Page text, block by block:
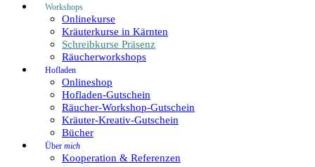
Workshops
Onlinekurse
Kräuterkurse in Kärnten
Schreibkurse Präsenz
Räucherworkshops
Hofladen
Onlineshop
Hofladen-Gutschein
Räucher-Workshop-Gutschein
Kräuter-Kreativ-Gutschein
Bücher
Über mich
Kooperation & Referenzen